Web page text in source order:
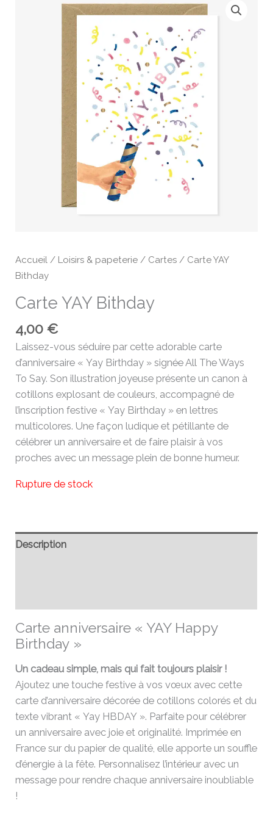
Accueil / Loisirs & papeterie / Cartes / Carte YAY
Bithday
Carte YAY Bithday
4,00€
Laissez-vous séduire par cette adorable carte
d’anniversaire « Yay Birthday » signée All The Ways
To Say. Son illustration joyeuse présente un canon à
cotillons explosant de couleurs, accompagné de
l’inscription festive « Yay Birthday » en lettres
multicolores. Une façon ludique et pétillante de
célébrer un anniversaire et de faire plaisir à vos
proches avec un message plein de bonne humeur.
Rupture de stock
Description
Carte anniversaire « YAY Happy
Birthday »
Un cadeau simple, mais qui fait toujours plaisir !
Ajoutez une touche festive à vos vœux avec cette
carte d’anniversaire décorée de cotillons colorés et du
texte vibrant « Yay HBDAY ». Parfaite pour célébrer
un anniversaire avec joie et originalité. Imprimée en
France sur du papier de qualité, elle apporte un souffle
d’énergie à la fête. Personnalisez l’intérieur avec un
message pour rendre chaque anniversaire inoubliable
!